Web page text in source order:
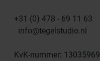
+31 (0) 478 - 69 11 63
info@tegelstudio.nl
KvK-nummer: 13035969